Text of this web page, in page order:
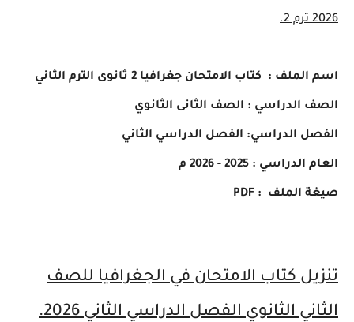
2026 ترم 2.
اسم الملف : كتاب الامتحان جغرافيا 2 ثانوى الترم الثاني
الصف الدراسي : الصف الثانى الثانوي
الفصل الدراسي: الفصل الدراسي الثاني
العام الدراسي : 2025 - 2026 م
صيغة الملف : PDF
تنزيل كتاب الامتحان في الجغرافيا للصف
الثاني الثانوي الفصل الدراسي الثاني 2026.